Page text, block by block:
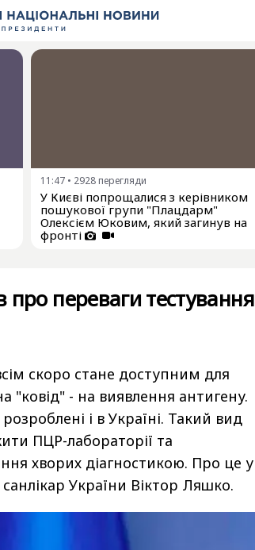
11:47 • 2928 перегляди
У Києві попрощалися з керівником
пошукової групи "Плацдарм"
Олексієм Юковим, який загинув на
фронті
переваги тестування
скоро стане доступним для
"ковід" - на виявлення антигену.
і в Україні. Такий вид
ПЦР-лабораторії та
хворих діагностикою. Про це у
України Віктор Ляшко.